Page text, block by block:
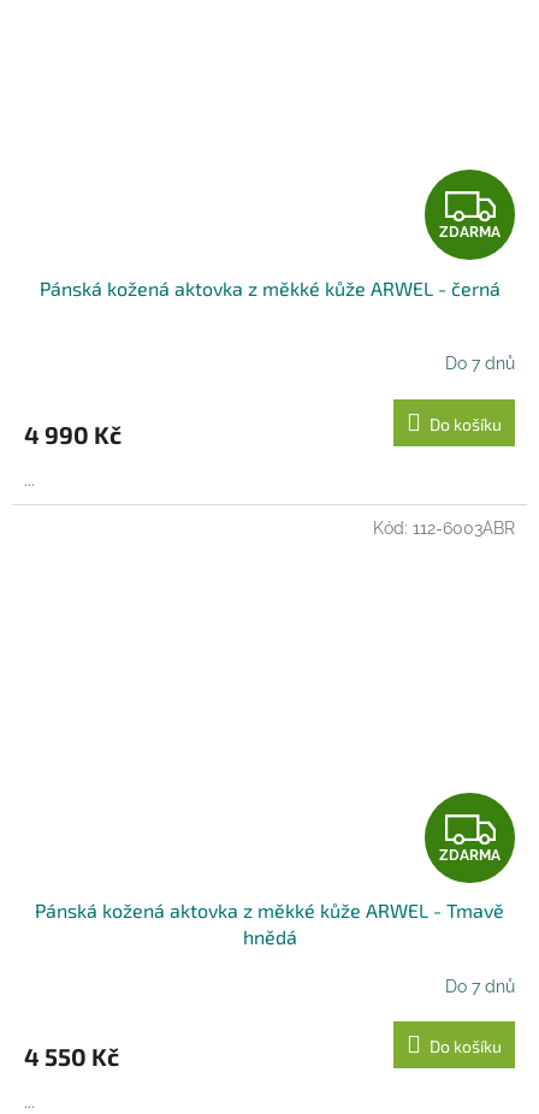
Z
D
A
R
M
A
ZDARMA
Pánská kožená aktovka z měkké kůže ARWEL - černá
Do 7 dnů
4 990 Kč Do košíku
...
Z
D
A
R
M
A
ZDARMA
Pánská kožená aktovka z měkké kůže ARWEL - Tmavě
hnědá
Do 7 dnů
4 550 Kč Do košíku
...
Kód: 112-6003ABR